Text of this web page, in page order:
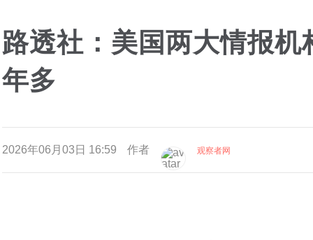
路透社：美国两大情报机
年多
2026年06月03日 16:59 作者 观察者网